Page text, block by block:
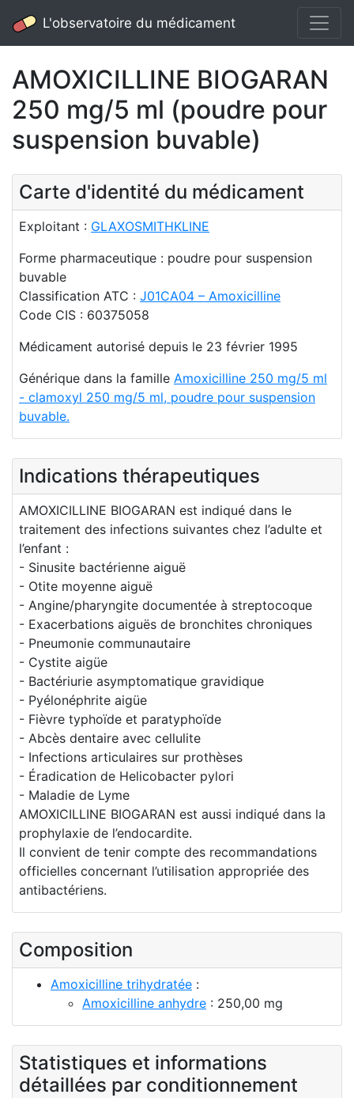
L'observatoire du médicament
AMOXICILLINE BIOGARAN
250 mg/5 ml (poudre pour
suspension buvable)
Carte d'identité du médicament
Exploitant : GLAXOSMITHKLINE
Forme pharmaceutique : poudre pour suspension
buvable
Classification ATC : J01CA04 – Amoxicilline
Code CIS : 60375058
Médicament autorisé depuis le 23 février 1995
Générique dans la famille Amoxicilline 250 mg/5 ml
- clamoxyl 250 mg/5 ml, poudre pour suspension
buvable.
Indications thérapeutiques
AMOXICILLINE BIOGARAN est indiqué dans le
traitement des infections suivantes chez l’adulte et
l’enfant :
- Sinusite bactérienne aiguë
- Otite moyenne aiguë
- Angine/pharyngite documentée à streptocoque
- Exacerbations aiguës de bronchites chroniques
- Pneumonie communautaire
- Cystite aigüe
- Bactériurie asymptomatique gravidique
- Pyélonéphrite aigüe
- Fièvre typhoïde et paratyphoïde
- Abcès dentaire avec cellulite
- Infections articulaires sur prothèses
- Éradication de Helicobacter pylori
- Maladie de Lyme
AMOXICILLINE BIOGARAN est aussi indiqué dans la
prophylaxie de l’endocardite.
Il convient de tenir compte des recommandations
officielles concernant l’utilisation appropriée des
antibactériens.
Composition
Amoxicilline trihydratée :
Amoxicilline anhydre : 250,00 mg
Statistiques et informations
détaillées par conditionnement